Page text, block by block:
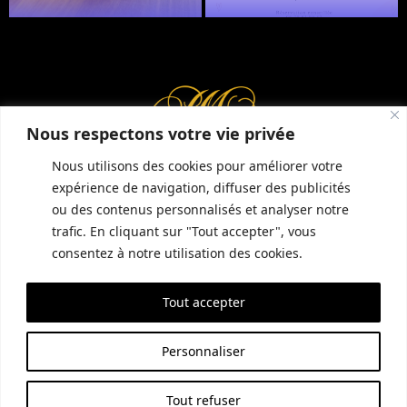
Nous respectons votre vie privée
Nous utilisons des cookies pour améliorer votre
expérience de navigation, diffuser des publicités
ou des contenus personnalisés et analyser notre
trafic. En cliquant sur "Tout accepter", vous
consentez à notre utilisation des cookies.
Personnaliser
Tout refuser
Tout accepter
INFORMATIONS COMPLÉMENTAIRES GUIDE LOCAL
MENTIONS LÉGALES
CONDITIONS GÉNÉRALES DE VENTE (CGV)
POLITIQUE DE CONFIDENTIALITÉ
SITE RÉALISÉ PAR EMPREINTE SEO